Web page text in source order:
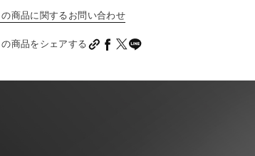
の商品に関するお問い合わせ
の商品をシェアする